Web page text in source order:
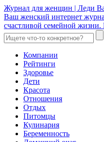
Журнал для женщин | Леди
Ваш женский интернет
счастливой семейной жизни.
Компании
Рейтинги
Здоровье
Дети
Красота
Отношения
Отдых
Питомцы
Кулинария
Беременность